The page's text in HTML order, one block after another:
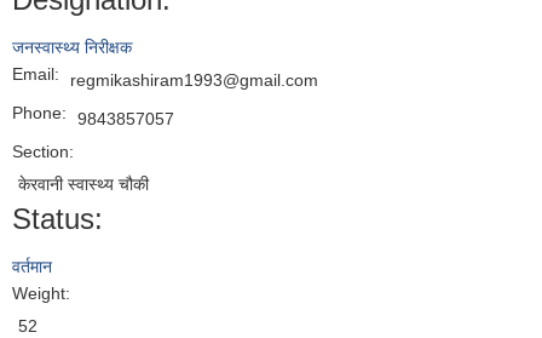
जनस्वास्थ्य निरीक्षक
Email:
regmikashiram1993@gmail.com
Phone:
9843857057
Section:
केरवानी स्वास्थ्य चौकी
Status:
वर्तमान
Weight:
52